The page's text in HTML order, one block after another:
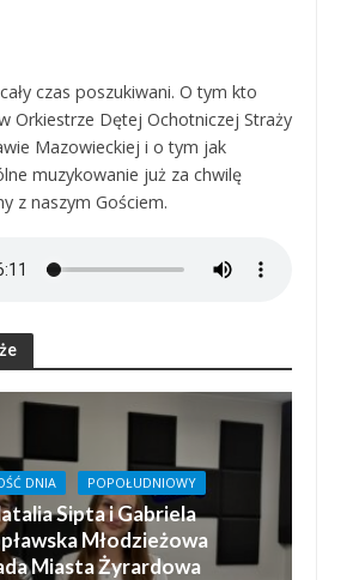
czas poszukiwani. O tym kto
Orkiestrze Dętej Ochotniczej Straży
Mazowieckiej i o tym jak
muzykowanie już za chwilę
z naszym Gościem.
DNIA POPOŁUDNIOWY
Sipta i Gabriela
Młodzieżowa
Miasta Żyrardowa